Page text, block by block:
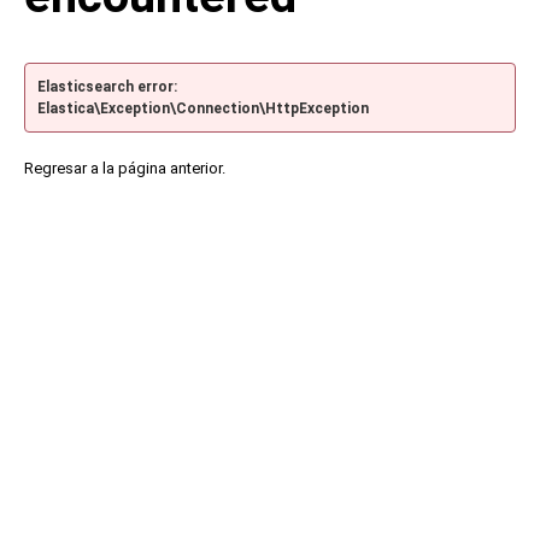
Elasticsearch error:
Elastica\Exception\Connection\HttpException
Regresar a la página anterior.